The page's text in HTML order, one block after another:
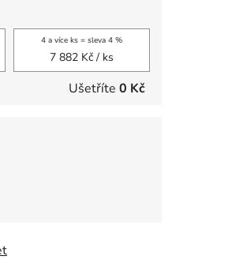
4 a více ks = sleva 4 %
7 882 Kč/ ks
Ušetříte 0 Kč